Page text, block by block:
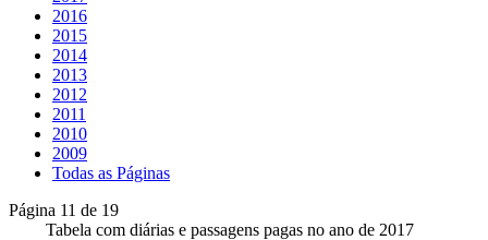
2016
2015
2014
2013
2012
2011
2010
2009
Todas as Páginas
Página 11 de 19
Tabela com diárias e passagens pagas no ano de 2017